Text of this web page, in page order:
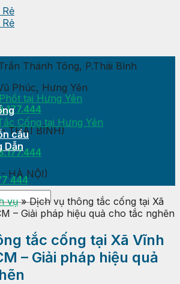
Thánh Tông, P.Thái Bình
Phúc, Hưng Yên
THÁI BÌNH)
HÀ NỘI)
tại Hưng Yên
Cống tại Hưng Yên
cầu
Dẫn
444
vụ»Dịch vụ thông tắc cống tại Xã
– Giải pháp hiệu quả cho tắc nghẽn
tắc cống tại Xã Vĩnh
– Giải pháp hiệu quả